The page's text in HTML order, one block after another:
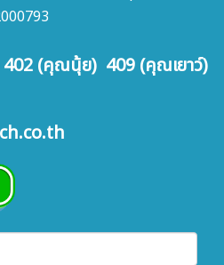
(คุณนุ้ย) 409 (คุณเยาว์)